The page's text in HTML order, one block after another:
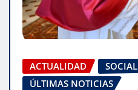
ACTUALIDAD
SOCIAL
ÚLTIMAS NOTICIAS